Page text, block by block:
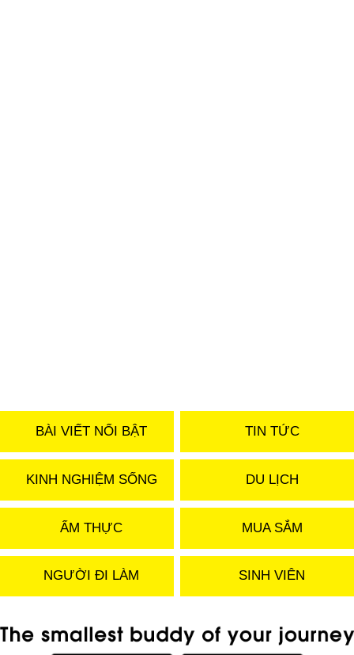
BÀI VIẾT NỔI BẬT TIN TỨC
KINH NGHIỆM SỐNG DU LỊCH
ẨM THỰC MUA SẮM
NGƯỜI ĐI LÀM SINH VIÊN